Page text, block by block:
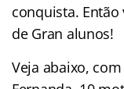
conquista.
de Gran alunos!
Veja abaixo,